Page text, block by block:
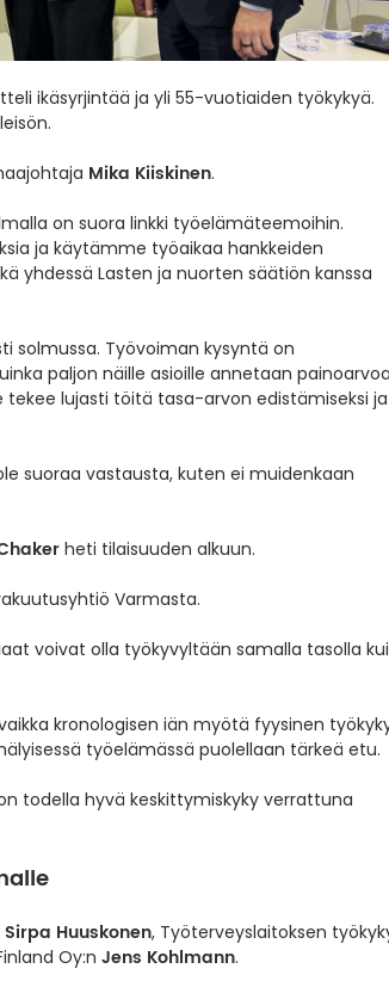
ikäsyrjintää ja yli 55-vuotiaiden työkykyä.
Mika Kiiskinen.
on suora linkki työelämäteemoihin.
ja käytämme työaikaa hankkeiden
yhdessä Lasten ja nuorten säätiön kanssa
solmussa. Työvoiman kysyntä on
paljon näille asioille annetaan
tekee lujasti töitä tasa-arvon edistämiseksi ja
suoraa vastausta, kuten ei muidenkaan
heti tilaisuuden alkuun.
Varmasta.
voivat olla työkyvyltään samalla tasolla
kronologisen iän myötä fyysinen
työelämässä puolellaan tärkeä etu.
todella hyvä keskittymiskyky verrattuna
Sirpa Huuskonen, Työterveyslaitoksen
Oy:n Jens Kohlmann.